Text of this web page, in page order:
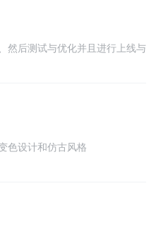
然后测试与优化并且进行上线与
色设计和仿古风格